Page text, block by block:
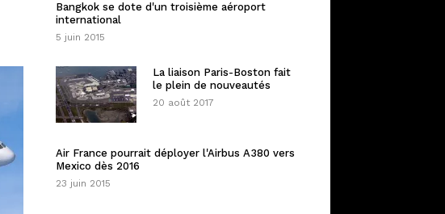
Bangkok se dote d'un troisième aéroport
international
5 juin 2015
La liaison Paris-Boston fait
le plein de nouveautés
20 août 2017
Air France pourrait déployer l'Airbus A380 vers
Mexico dès 2016
23 juin 2015